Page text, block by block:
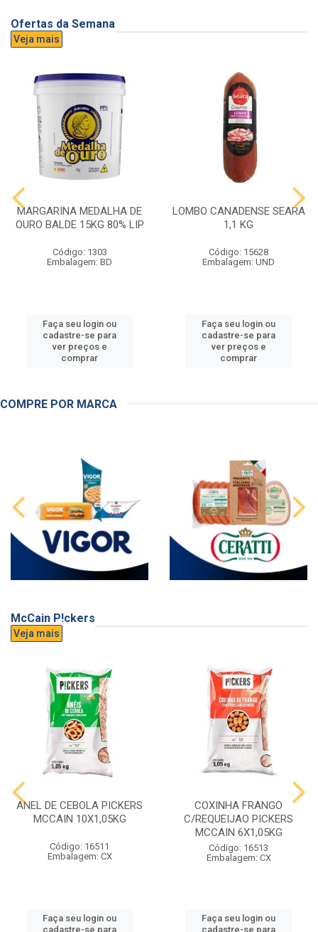
Ofertas da Semana
Veja mais
MARGARINA MEDALHA DE
OURO BALDE 15KG 80% LIP
Código: 1303
Embalagem: BD
Faça seu login ou
cadastre-se para
ver preços e
comprar
LOMBO CANADENSE SEARA
1,1 KG
Código: 15628
Embalagem: UND
Faça seu login ou
cadastre-se para
ver preços e
comprar
COMPRE POR MARCA
McCain P!ckers
Veja mais
ANEL DE CEBOLA PICKERS
MCCAIN 10X1,05KG
Código: 16511
Embalagem: CX
Faça seu login ou
cadastre-se para
COXINHA FRANGO
C/REQUEIJAO PICKERS
MCCAIN 6X1,05KG
Código: 16513
Embalagem: CX
Faça seu login ou
cadastre-se para